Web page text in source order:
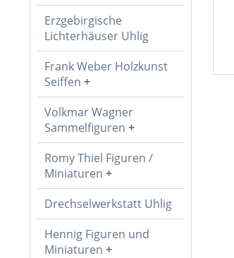
Erzgebirgische
Lichterhäuser Uhlig
Frank Weber Holzkunst
Seiffen
Volkmar Wagner
Sammelfiguren
Romy Thiel Figuren /
Miniaturen
Drechselwerkstatt Uhlig
Hennig Figuren und
Miniaturen